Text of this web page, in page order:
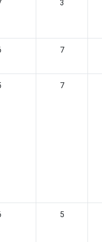
3
7
7
5